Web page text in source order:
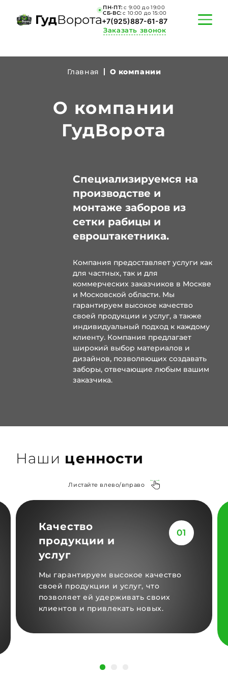
ГудВорота
ПН-ПТ: c 9:00 до 19:00
СБ-ВС: c 10:00 до 15:00
+7(925)887-61-87
Заказать звонок
ПОРТФОЛИО
АКЦИИ
КАЛЬКУЛЯТОР
ИНФОРМАЦИЯ
КОНТАКТЫ
Главная О компании
О компании
ГудВорота
Специализируемся на
производстве и
монтаже заборов из
сетки рабицы и
евроштакетника.
Компания предоставляет услуги как
для частных, так и для
коммерческих заказчиков в Москве
и Московской области. Мы
гарантируем высокое качество
своей продукции и услуг, а также
индивидуальный подход к каждому
клиенту. Компания предлагает
широкий выбор материалов и
дизайнов, позволяющих создавать
заборы, отвечающие любым вашим
заказчика.
Наши ценности
Листайте влево/вправо
01
Качество
продукции и
услуг
Мы гарантируем высокое качество
своей продукции и услуг, что
позволяет ей удерживать своих
клиентов и привлекать новых.